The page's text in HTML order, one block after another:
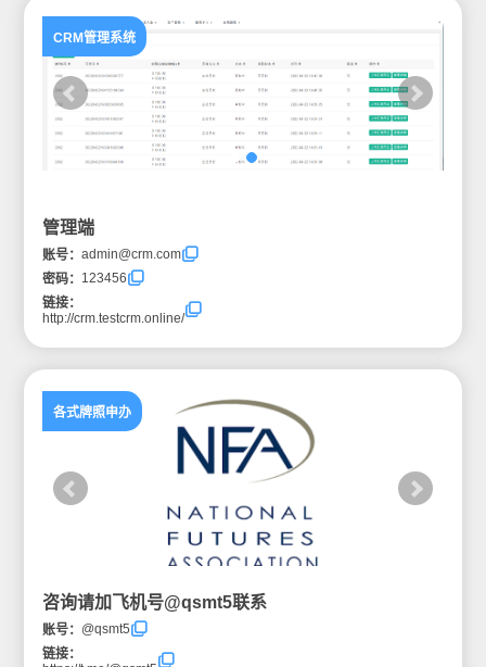
CRM管理系统
管理端
账号：admin@crm.com
密码： 123456
链接：
http://crm.testcrm.online/
各式牌照申办
咨询请加飞机号@qsmt5联系
账号： @qsmt5
链接：